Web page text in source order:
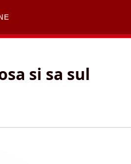
si sa sul